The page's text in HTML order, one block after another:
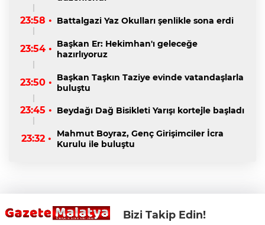
23:58 • Battalgazi Yaz Okulları şenlikle sona erdi
23:54 • Başkan Er: Hekimhan'ı geleceğe
hazırlıyoruz
23:50 • Başkan Taşkın Taziye evinde vatandaşlarla
buluştu
23:45 • Beydağı Dağ Bisikleti Yarışı kortejle başladı
23:32 •
Mahmut Boyraz, Genç Girişimciler İcra
Kurulu ile buluştu
Bizi Takip Edin!